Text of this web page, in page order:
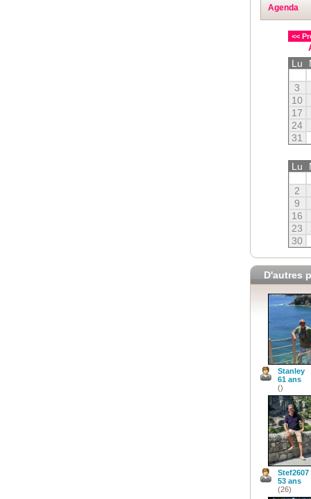
Agenda
<<
Lu
3
10
17
24
31
Lu
2
9
16
23
30
D'autres
Stanley
61 ans
()
Stef2607
53 ans
(26)